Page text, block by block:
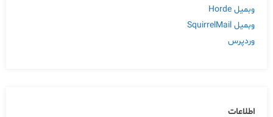
وبمیل Horde
وبمیل SquirrelMail
وردپرس
اطلاعات